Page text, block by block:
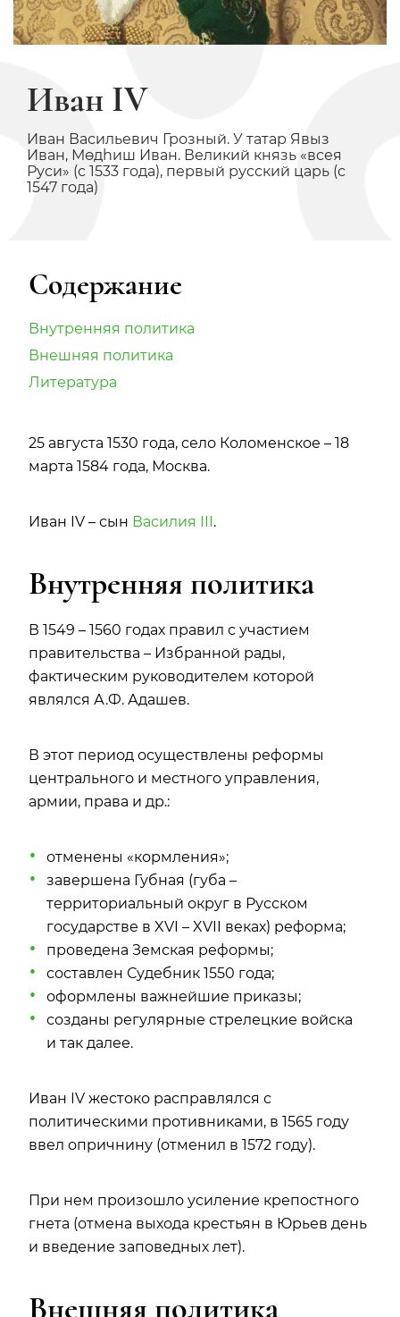
Иван IV
Иван Васильевич Грозный. У татар Явыз
Иван, Мөдһиш Иван. Великий князь «всея
Руси» (с 1533 года), первый русский царь (с
1547 года)
Содержание
Внутренняя политика
Внешняя политика
Литература
25 августа 1530 года, село Коломенское – 18
марта 1584 года, Москва.
Иван IV – сын Василия III.
Внутренняя политика
В 1549 – 1560 годах правил с участием
правительства – Избранной рады,
фактическим руководителем которой
являлся А.Ф. Адашев.
В этот период осуществлены реформы
центрального и местного управления,
армии, права и др.:
отменены «кормления»;
завершена Губная (губа –
территориальный округ в Русском
государстве в XVI – XVII веках) реформа;
проведена Земская реформы;
составлен Судебник 1550 года;
оформлены важнейшие приказы;
созданы регулярные стрелецкие войска
и так далее.
Иван IV жестоко расправлялся с
политическими противниками, в 1565 году
ввел опричнину (отменил в 1572 году).
При нем произошло усиление крепостного
гнета (отмена выхода крестьян в Юрьев день
и введение заповедных лет).
Внешняя политика